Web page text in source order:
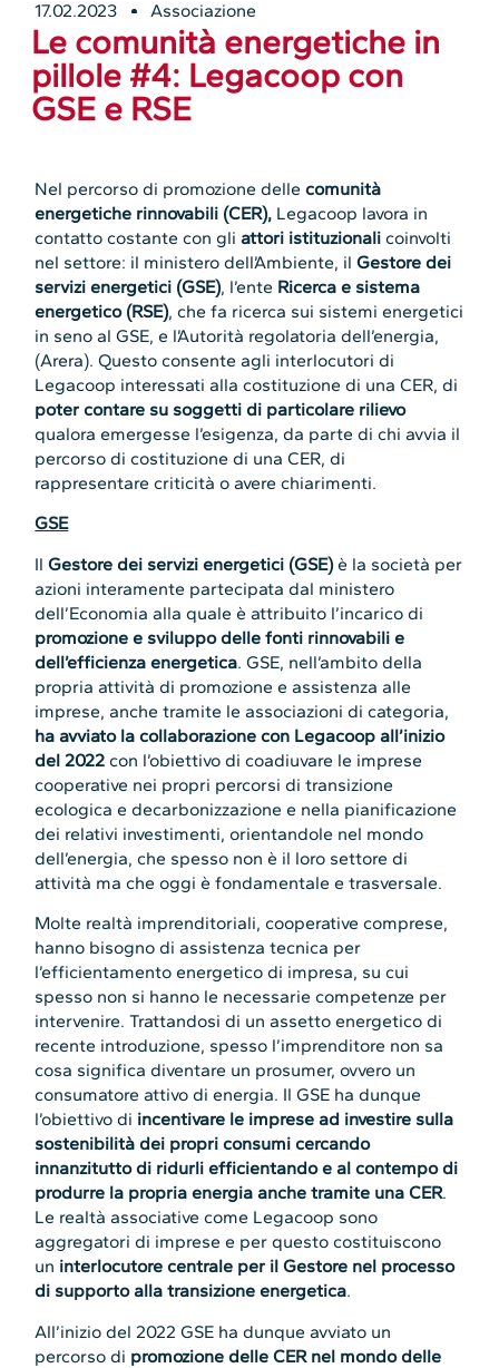
17.02.2023 Associazione
Le comunità energetiche in
pillole #4: Legacoop con
GSE e RSE
Nel percorso di promozione dellecomunità
energetiche rinnovabili (CER), Legacoop lavora in
contatto costante con gli attori istituzionali coinvolti
nel settore: il ministero dell’Ambiente, ilGestore dei
servizi energetici (GSE), l’ente Ricerca e sistema
energetico (RSE), che fa ricerca sui sistemi energetici
in seno al GSE, e l’Autorità regolatoria dell’energia,
(Arera). Questo consente agli interlocutori di
Legacoop interessati alla costituzione di una CER, di
poter contare su soggetti di particolare rilievo
qualora emergesse l’esigenza, da parte di chi avvia il
percorso di costituzione di una CER, di
rappresentare criticità o avere chiarimenti.
GSE
IlGestore dei servizi energetici (GSE)è la società per
azioni interamente partecipata dal ministero
dell’Economia alla quale è attribuito l’incarico di
promozione e sviluppo delle fonti rinnovabili e
dell’efficienza energetica. GSE, nell’ambito della
propria attività di promozione e assistenza alle
imprese, anche tramite le associazioni di categoria,
ha avviato la collaborazione con Legacoop all’inizio
del 2022 con l’obiettivo di coadiuvare le imprese
cooperative nei propri percorsi di transizione
ecologica e decarbonizzazione e nella pianificazione
dei relativi investimenti, orientandole nel mondo
dell’energia, che spesso non è il loro settore di
attività ma che oggi è fondamentale e trasversale.
Molte realtà imprenditoriali, cooperative comprese,
hanno bisogno di assistenza tecnica per
l’efficientamento energetico di impresa, su cui
spesso non si hanno le necessarie competenze per
intervenire. Trattandosi di un assetto energetico di
recente introduzione, spesso l’imprenditore non sa
cosa significa diventare un prosumer, ovvero un
consumatore attivo di energia. Il GSE ha dunque
l’obiettivo di incentivare le imprese ad investire sulla
sostenibilità dei propri consumi cercando
innanzitutto di ridurli efficientando e al contempo di
produrre la propria energia anche tramite una CER.
Le realtà associative come Legacoop sono
aggregatori di imprese e per questo costituiscono
un interlocutore centrale per il Gestore nel processo
di supporto alla transizione energetica.
All’inizio del 2022 GSE ha dunque avviato un
percorso di promozione delle CER nel mondo delle